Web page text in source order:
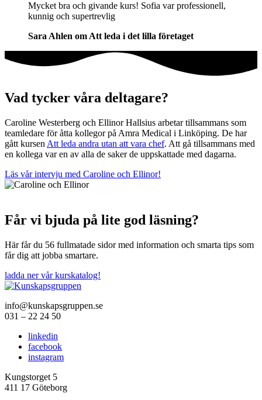
Mycket bra och givande kurs! Sofia var professionell,
kunnig och supertrevlig
Sara Ahlen om Att leda i det lilla företaget
Vad tycker våra deltagare?
Caroline Westerberg och Ellinor Hallsius arbetar tillsammans som
teamledare för åtta kollegor på Amra Medical i Linköping. De har
gått kursen Att leda andra utan att vara chef. Att gå tillsammans med
en kollega var en av alla de saker de uppskattade med dagarna.
Läs vår intervju med Caroline och Ellinor!
Får vi bjuda på lite god läsning?
Här får du 56 fullmatade sidor med information och smarta tips som
får dig att jobba smartare.
ladda ner vår kurskatalog!
info@kunskapsgruppen.se
031 – 22 24 50
linkedin
facebook
instagram
Kungstorget 5
411 17 Göteborg